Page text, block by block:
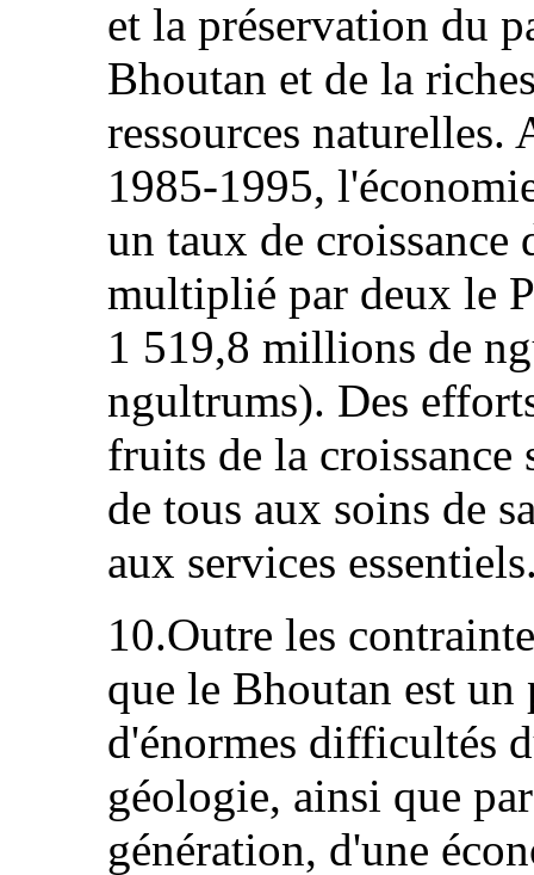
et la préservation du
Bhoutan et de la
ressources naturelles.
1985‑1995,
un taux de croissance
multiplié par deux le
1 519,8 millions de
ngultrums). Des
fruits de la croissance
de tous aux soins de
aux services
10.Outre les
que le Bhoutan est
d'énormes difficultés
géologie, ainsi que
génération, d'une